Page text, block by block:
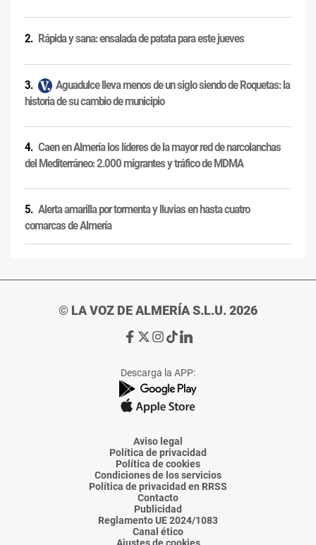
Rápida y sana: ensalada de patata para este jueves
Aguadulce lleva menos de un siglo siendo de Roquetas: la
historia de su cambio de municipio
Caen en Almería los líderes de la mayor red de narcolanchas
del Mediterráneo: 2.000 migrantes y tráfico de MDMA
Alerta amarilla por tormenta y lluvias en hasta cuatro
comarcas de Almería
© LA VOZ DE ALMERÍA S.L.U. 2026
Ir
de
La
Voz
Almería
Ir
de
La
Voz
Almería
Ir
de
La
Voz
Almería
Ir
de
La
Voz
Almería
Ir
de
La
Voz
Descarga la APP:
Aviso legal
Política de privacidad
Política de cookies
Condiciones de los servicios
Política de privacidad en RRSS
Contacto
Publicidad
Reglamento UE 2024/1083
Canal ético